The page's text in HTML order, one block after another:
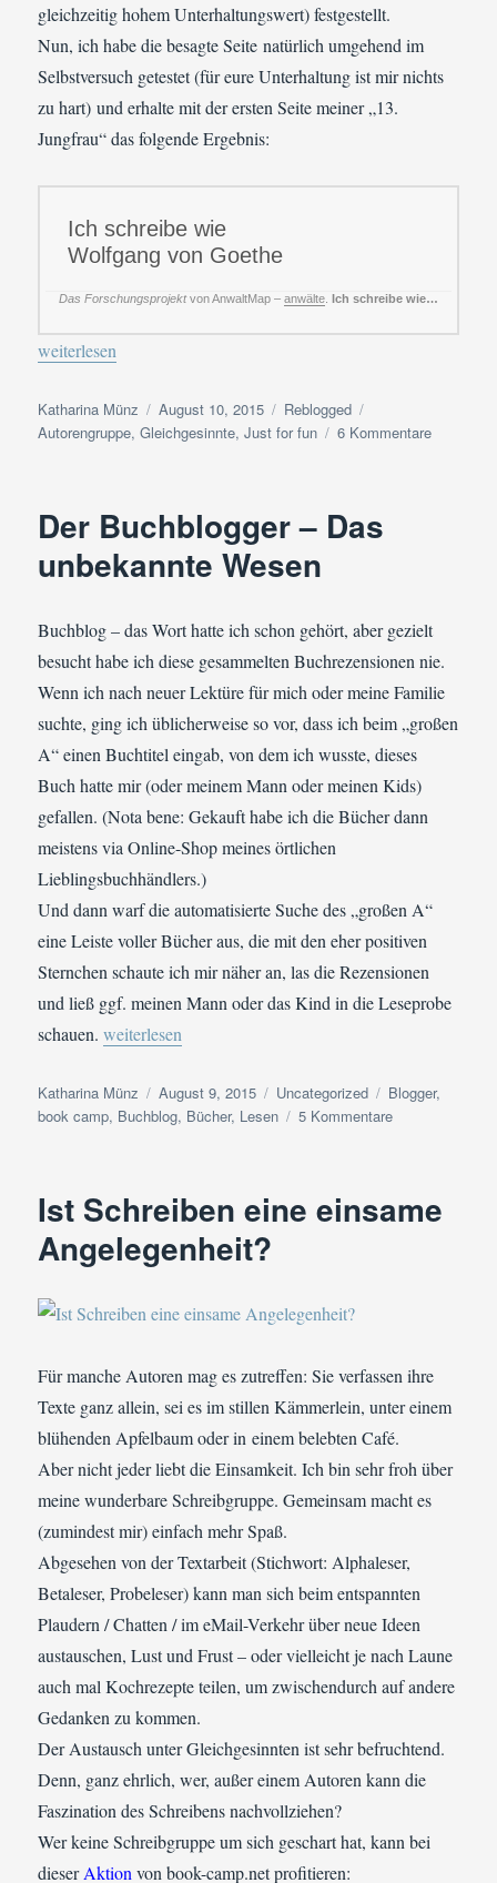
gleichzeitig hohem Unterhaltungswert) festgestellt.
Nun, ich habe die besagte Seite natürlich umgehend im
Selbstversuch getestet (für eure Unterhaltung ist mir nichts
zu hart) und erhalte mit der ersten Seite meiner „13.
Jungfrau“ das folgende Ergebnis:
Ich schreibe wie
Wolfgang von Goethe
Das Forschungsprojektvon AnwaltMap –anwälte .Ich schreibe wie…
„Reblogged: "Textanalysetool von zweifelhafter Qualität: Ich
weiterlesen
Autor
Katharina Münz
Veröffentlicht
am
August 10, 2015 Kategorien
Reblogged
Autorengruppe,Gleichgesinnte,Just for fun 6 Kommentarezu
…"
Der Buchblogger – Das
unbekannte Wesen
Buchblog – das Wort hatte ich schon gehört, aber gezielt
besucht habe ich diese gesammelten Buchrezensionen nie.
Wenn ich nach neuer Lektüre für mich oder meine Familie
suchte, ging ich üblicherweise so vor, dass ich beim „großen
A“ einen Buchtitel eingab, von dem ich wusste, dieses
Buch hatte mir (oder meinem Mann oder meinen Kids)
gefallen. (Nota bene: Gekauft habe ich die Bücher dann
meistens via Online-Shop meines örtlichen
Lieblingsbuchhändlers.)
Und dann warf die automatisierte Suche des „großen A“
eine Leiste voller Bücher aus, die mit den eher positiven
Sternchen schaute ich mir näher an, las die Rezensionen
und ließ ggf. meinen Mann oder das Kind in die Leseprobe
schauen.„Der Buchblogger – Das unbekannte Wesen“
weiterlesen
Autor
Katharina Münz
Veröffentlicht
am
August 9, 2015 Kategorien
Uncategorized Schlagwörter
Blogger,
book camp, Buchblog, Bücher, Lesen 5 Kommentarezu
Das
Ist Schreiben eine einsame
Angelegenheit?
Für manche Autoren mag es zutreffen: Sie verfassen ihre
Texte ganz allein, sei es im stillen Kämmerlein, unter einem
blühenden Apfelbaum oder in einem belebten Café.
Aber nicht jeder liebt die Einsamkeit. Ich bin sehr froh über
meine wunderbare Schreibgruppe. Gemeinsam macht es
(zumindest mir) einfach mehr Spaß.
Abgesehen von der Textarbeit (Stichwort: Alphaleser,
Betaleser, Probeleser) kann man sich beim entspannten
Plaudern / Chatten / im eMail-Verkehr über neue Ideen
austauschen, Lust und Frust – oder vielleicht je nach Laune
auch mal Kochrezepte teilen, um zwischendurch auf andere
Gedanken zu kommen.
Der Austausch unter Gleichgesinnten ist sehr befruchtend.
Denn, ganz ehrlich, wer, außer einem Autoren kann die
Faszination des Schreibens nachvollziehen?
Wer keine Schreibgruppe um sich geschart hat, kann bei
dieserAktion von book-camp.net profitieren: